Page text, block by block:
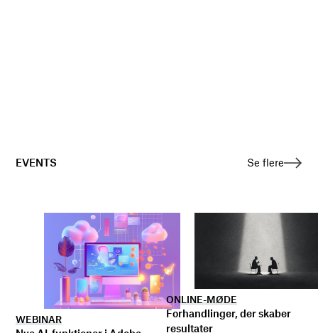
EVENTS Se flere
WEBINAR
ONLINE-MØDE
Forhandlinger, der skaber
resultater